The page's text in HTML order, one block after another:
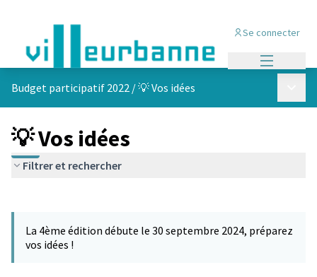
Se connecter
Budget participatif 2022 /💡 Vos idées
💡 Vos idées
Filtrer et rechercher
−
La 4ème édition débute le 30 septembre 2024, préparez
vos idées !